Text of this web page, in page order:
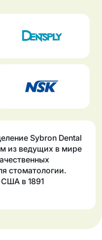
Sybron Dental
из ведущих в мире
стоматологии.
в 1891